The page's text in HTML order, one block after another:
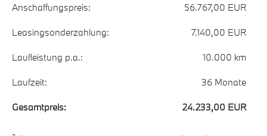
Anschaffungspreis: 56.767,00 EUR
Leasingsonderzahlung: 7.140,00 EUR
Laufleistung p.a.: 10.000 km
Laufzeit: 36 Monate
Gesamtpreis: 24.233,00 EUR